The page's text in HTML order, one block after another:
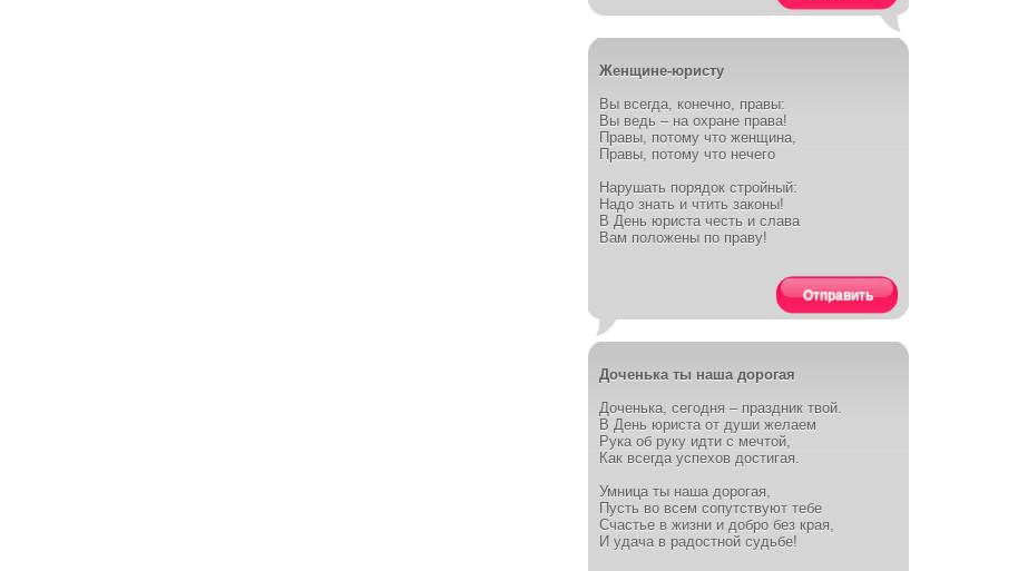
Женщине-юристу
Вы всегда, конечно, правы:
Вы ведь – на охране права!
Правы, потому что женщина,
Правы, потому что нечего
Нарушать порядок стройный:
Надо знать и чтить законы!
В День юриста честь и слава
Вам положены по праву!
Отправить
Доченька ты наша дорогая
Доченька, сегодня – праздник твой.
В День юриста от души желаем
Рука об руку идти с мечтой,
Как всегда успехов достигая.
Умница ты наша дорогая,
Пусть во всем сопутствуют тебе
Счастье в жизни и добро без края,
И удача в радостной судьбе!